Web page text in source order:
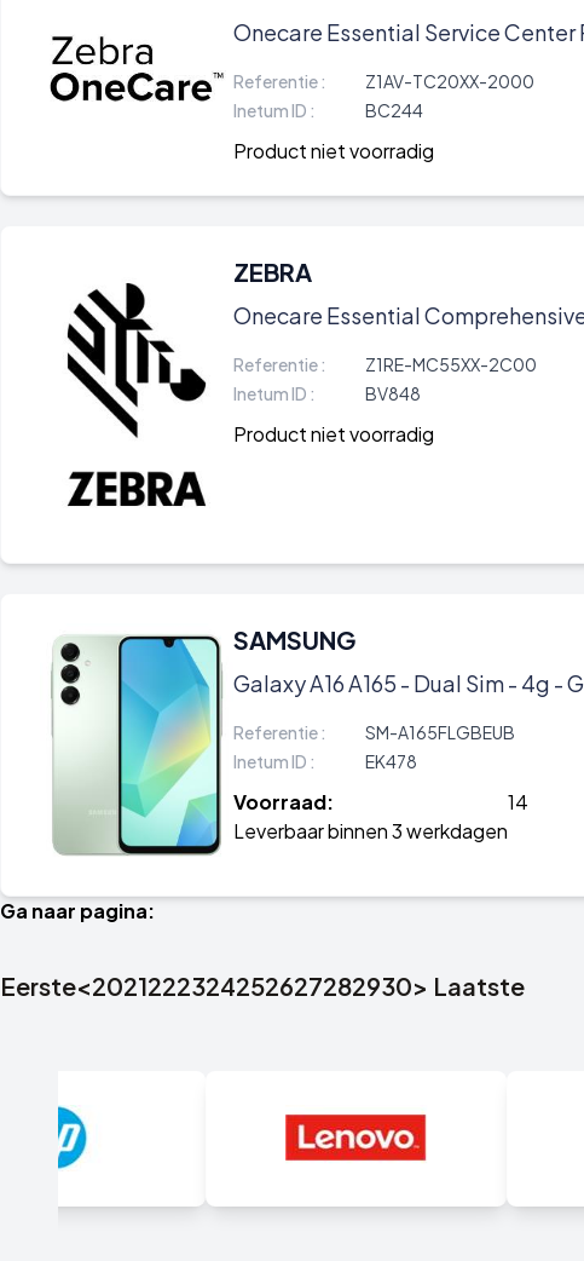
Onecare Essential Service Center
Referentie :
Z1AV-TC20XX-2000
Inetum ID :
BC244
Product niet voorradig
ZEBRA
Onecare Essential
Referentie :
Z1RE-MC55XX-2C00
Inetum ID :
BV848
Product niet voorradig
SAMSUNG
Galaxy A16 A165 - Dual Sim - 4g -
Referentie :
SM-A165FLGBEUB
Inetum ID :
EK478
Voorraad:
14
Leverbaar binnen 3 werkdagen
Ga naar pagina:
Eerste<2021222324252627282930> Laatste